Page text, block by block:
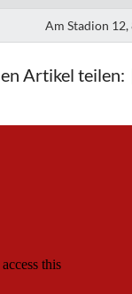
Am Stadion
Artikel teilen: